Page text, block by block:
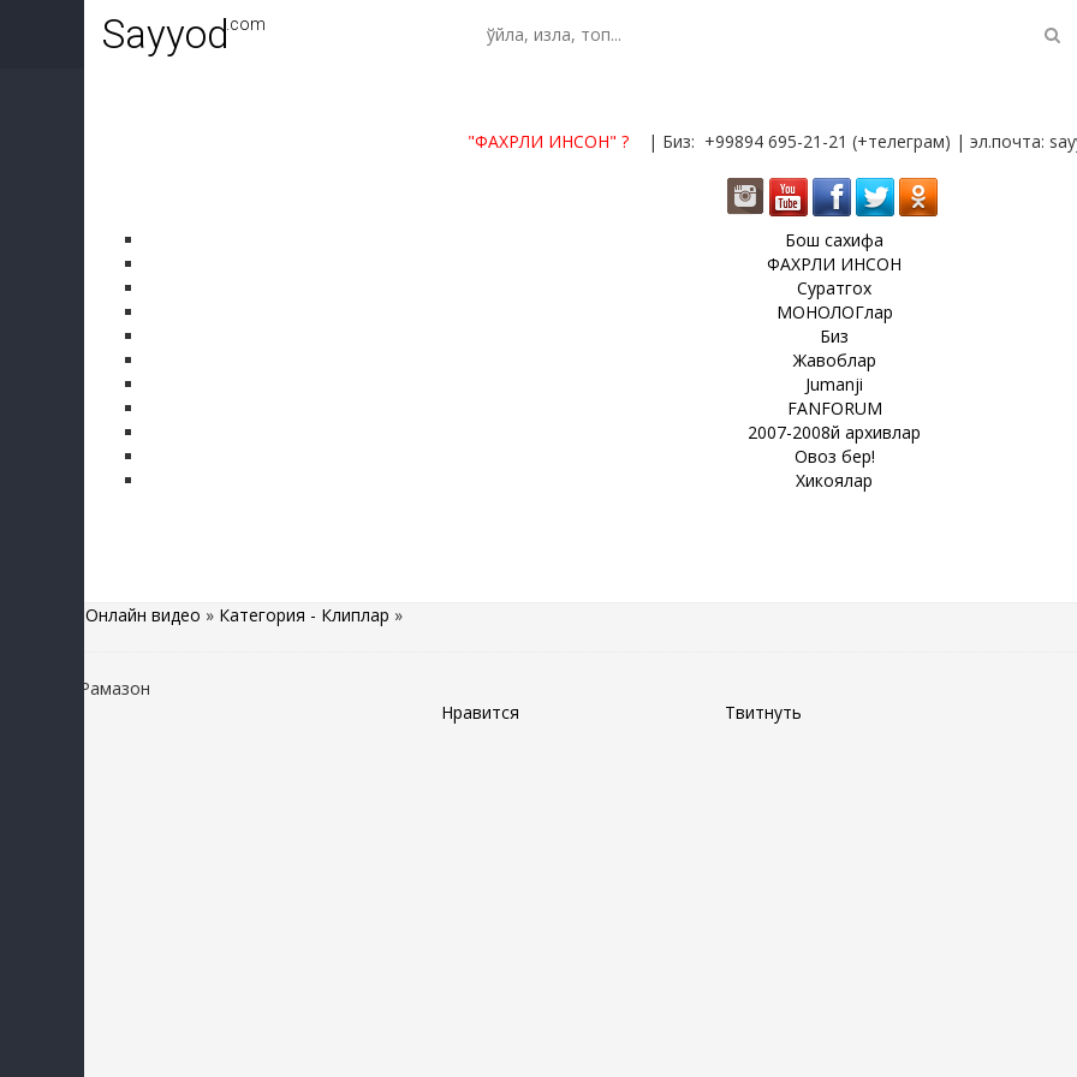
Sayyod.com
"ФАХРЛИ ИНСОН"? | Биз: +99894 695-21-21 (+телеграм) | эл.почта:
Бош сахифа
ФАХРЛИ ИНСОН
Суратгох
МОНОЛОГлар
Биз
Жавоблар
Jumanji
FANFORUM
2007-2008й архивлар
Овоз бер!
Хикоялар
Онлайн видео » Категория - Клиплар »
Шахноз - Рамазон
Нравится
Твитнуть